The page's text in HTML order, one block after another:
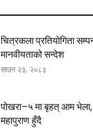
चित्रकला प्रतियोगिता
मानवीयताको सन्देश
साउन २३, २०८३
पोखरा–५ मा बृहत् आम भेला,
महापुराण हुँदै